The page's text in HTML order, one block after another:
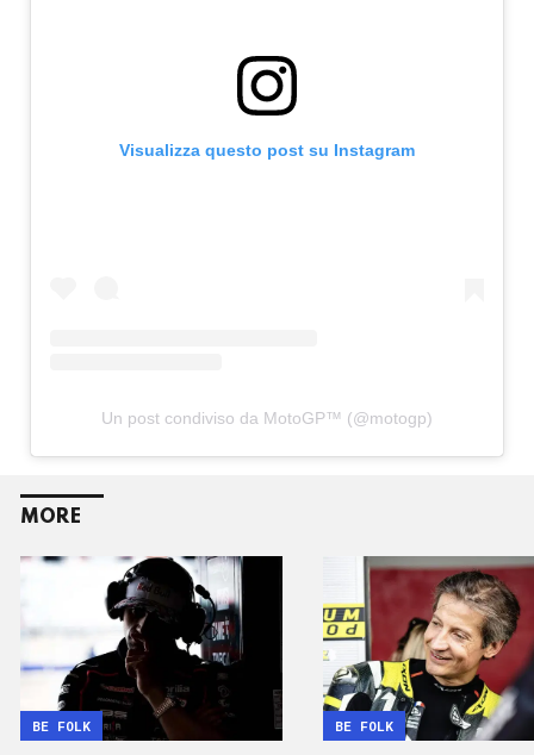
Visualizza questo post su Instagram
Un post condiviso da MotoGP™ (@motogp)
MORE
BE FOLK BE FOLK